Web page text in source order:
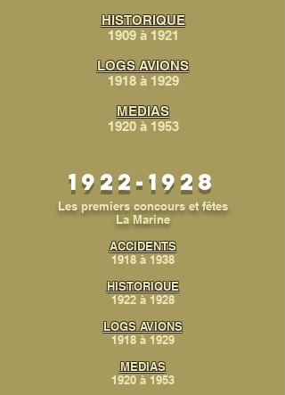
HISTORIQUE
1909 à 1921
LOGS AVIONS
1918 à 1929
MEDIAS
1920 à 1953
1922-1928
Les premiers concours et fêtes
La Marine
ACCIDENTS
1918à 1938
HISTORIQUE
1922 à 1928
LOGS AVIONS
1918 à 1929
MEDIAS
1920 à 1953